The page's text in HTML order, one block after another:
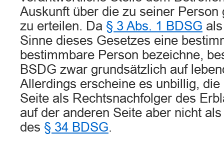
Auskunft über die zu seiner Person
zu erteilen. Da § 3 Abs. 1 BDSG
Sinne dieses Gesetzes eine
bestimmbare Person bezeichne,
BSDG zwar grundsätzlich auf
Allerdings erscheine es unbillig,
Seite als Rechtsnachfolger des
auf der anderen Seite aber nicht
des § 34 BDSG.